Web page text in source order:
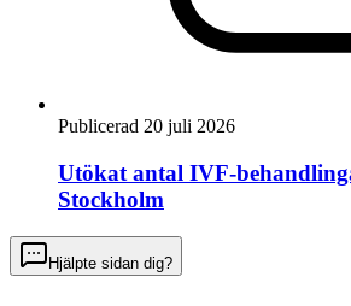
Publicerad 20 juli 2026
Utökat antal IVF-
Stockholm
Hjälpte sidan dig?